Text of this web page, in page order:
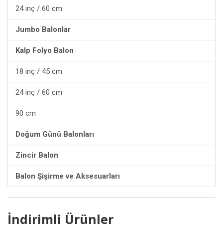
24 inç / 60 cm
Jumbo Balonlar
Kalp Folyo Balon
18 inç / 45 cm
24 inç / 60 cm
90 cm
Doğum Günü Balonları
Zincir Balon
Balon Şişirme ve Aksesuarları
İndirimli Ürünler